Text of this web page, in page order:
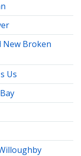
New Broken
Us